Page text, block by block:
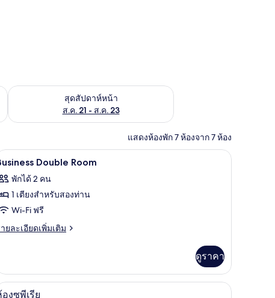
ส.ค. 14 - ส.ค. 16สุดสัปดาห์หน้า
ส.ค. 21 - ส.ค. 23
ตรวจสอบจำนวนห้องพักว่างในสุดสัปดาห์หน้า ส.ค. 21 - ส.ค. 23
แสดงห้องพัก 7 ห้องจาก 7 ห้อง
นเป็ด, ตู้นิรภัยในห้องพัก
ด
ภาพถ่าย
งหมด
อง
เครื่องนอนป้องกันสารก่อภูมิแพ้, ผ้านวมขนเป็
4 Double Room
พักได้ 2 คน
1 เตียงสำหรับสองท่าน
Wi-Fi ฟรี
ยละเอียดเพิ่มเติม
ย
ยว
กับ
ดูราคา
นเป็ด, ตู้นิรภัยในห้องพัก
ด
เครื่องนอนป้องกันสารก่อภูมิแพ้, ผ้านวมขนเป็
6
งซูพีเรีย